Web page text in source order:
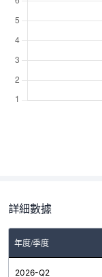
詳細數據
年度/季度
2026-Q2